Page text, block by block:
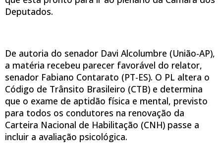
Deputados.
De autoria do senador Davi Alcolumbre (União-AP),
a matéria recebeu parecer favorável do relator,
senador Fabiano Contarato (PT-ES). O PL altera o
Código de Trânsito Brasileiro (CTB) e determina
que o exame de aptidão física e mental, previsto
para todos os condutores na renovação da
Carteira Nacional de Habilitação (CNH) passe a
incluir a avaliação psicológica.